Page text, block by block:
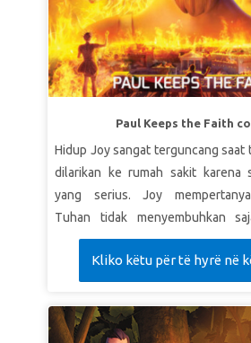
Paul Keeps the Faith
Hidup Joy sangat terguncang saat
dilarikan ke rumah sakit karena
yang serius. Joy
Tuhan tidak menyembuhkan
bertanya-tanya apa baiknya
yang begitu mengerikan
membawa Chris, Joy, dan Gizmo
saat terjadi Kebakaran Besar.
Rasul Paulus dan seorang gadis
Kliko këtu për të hyrë në